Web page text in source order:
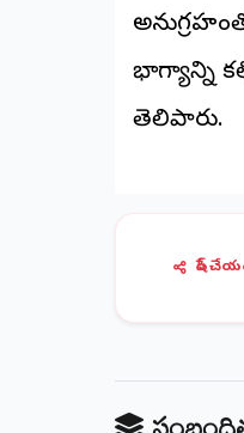
భాగ్యాన్ని
తెలిపారు.
షేర్